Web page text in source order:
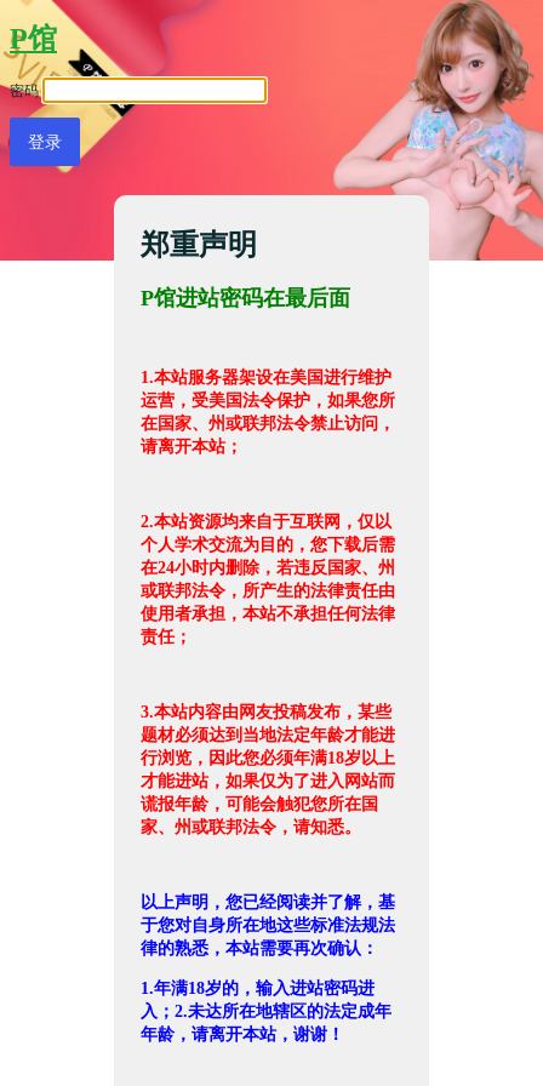
P馆
密码
郑重声明
P馆进站密码在最后面
1.本站服务器架设在美国进行维护
运营，受美国法令保护，如果您所
在国家、州或联邦法令禁止访问，
请离开本站；
2.本站资源均来自于互联网，仅以
个人学术交流为目的，您下载后需
在24小时内删除，若违反国家、州
或联邦法令，所产生的法律责任由
使用者承担，本站不承担任何法律
责任；
3.本站内容由网友投稿发布，某些
题材必须达到当地法定年龄才能进
行浏览，因此您必须年满18岁以上
才能进站，如果仅为了进入网站而
谎报年龄，可能会触犯您所在国
家、州或联邦法令，请知悉。
以上声明，您已经阅读并了解，基
于您对自身所在地这些标准法规法
律的熟悉，本站需要再次确认：
1.年满18岁的，输入进站密码进
入；2.未达所在地辖区的法定成年
年龄，请离开本站，谢谢！